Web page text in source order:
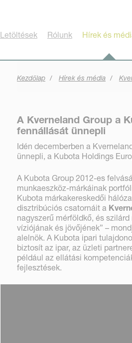
Letöltések Rólunk Hírek és
Kezdőlap Hírek és média
A Kverneland Group a
fennállását ünnepli
Idén decemberben a
ünnepli, a Kubota Holdings
A Kubota Group 2012-es
munkaeszköz-márkáinak
Kubota márkakereskedői
disztribúciós csatornáit a
nagyszerű mérföldkő, és
víziójának és jövőjének” –
alelnök. A Kubota ipari
biztosít az ipar, az üzleti
például az ellátási
fejlesztések.